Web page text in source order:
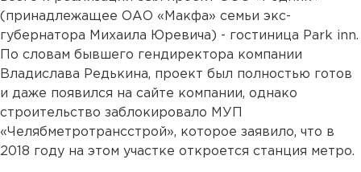
(принадлежащее ОАО «Макфа» семьи экс-
губернатора Михаила Юревича) - гостиница Park inn.
По словам бывшего гендиректора компании
Владислава Редькина, проект был полностью готов
и даже появился на сайте компании, однако
строительство заблокировало МУП
«Челябметротрансстрой», которое заявило, что в
2018 году на этом участке откроется станция метро.